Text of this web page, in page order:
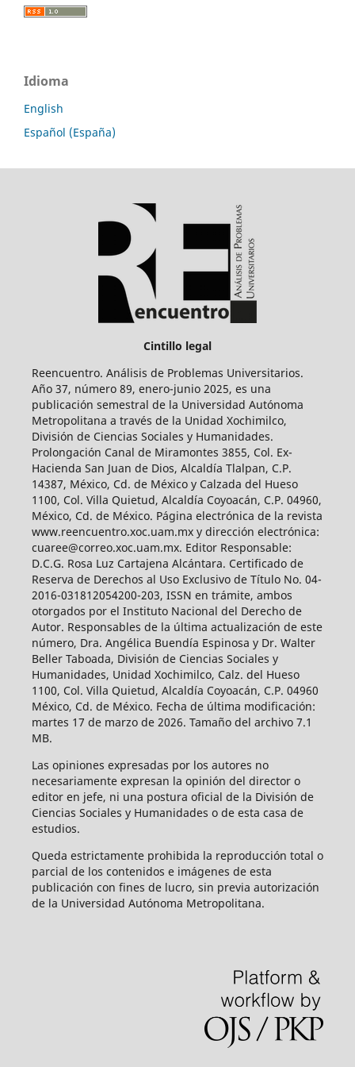
Idioma
English
Español (España)
Cintillo legal
Reencuentro. Análisis de Problemas Universitarios.
Año 37, número 89, enero-junio 2025, es una
publicación semestral de la Universidad Autónoma
Metropolitana a través de la Unidad Xochimilco,
División de Ciencias Sociales y Humanidades.
Prolongación Canal de Miramontes 3855, Col. Ex-
Hacienda San Juan de Dios, Alcaldía Tlalpan, C.P.
14387, México, Cd. de México y Calzada del Hueso
1100, Col. Villa Quietud, Alcaldía Coyoacán, C.P. 04960,
México, Cd. de México. Página electrónica de la revista
www.reencuentro.xoc.uam.mx y dirección electrónica:
cuaree@correo.xoc.uam.mx. Editor Responsable:
D.C.G. Rosa Luz Cartajena Alcántara. Certificado de
Reserva de Derechos al Uso Exclusivo de Título No. 04-
2016-031812054200-203, ISSN en trámite, ambos
otorgados por el Instituto Nacional del Derecho de
Autor. Responsables de la última actualización de este
número, Dra. Angélica Buendía Espinosa y Dr. Walter
Beller Taboada, División de Ciencias Sociales y
Humanidades, Unidad Xochimilco, Calz. del Hueso
1100, Col. Villa Quietud, Alcaldía Coyoacán, C.P. 04960
México, Cd. de México. Fecha de última modificación:
martes 17 de marzo de 2026. Tamaño del archivo 7.1
MB.
Las opiniones expresadas por los autores no
necesariamente expresan la opinión del director o
editor en jefe, ni una postura oficial de la División de
Ciencias Sociales y Humanidades o de esta casa de
estudios.
Queda estrictamente prohibida la reproducción total o
parcial de los contenidos e imágenes de esta
publicación con fines de lucro, sin previa autorización
de la Universidad Autónoma Metropolitana.